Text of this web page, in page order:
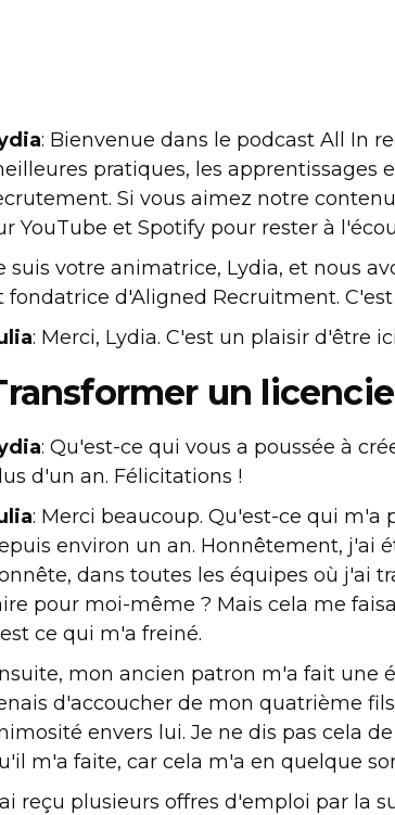
: Bienvenue dans le podcast All In
pratiques, les apprentissages
Si vous aimez notre
YouTube et Spotify pour rester à
suis votre animatrice, Lydia, et nous
fondatrice d'Aligned Recruitment.
: Merci, Lydia. C'est un plaisir d'être
un
: Qu'est-ce qui vous a poussée à
d'un an. Félicitations !
: Merci beaucoup. Qu'est-ce qui m'a
environ un an. Honnêtement, j'ai
dans toutes les équipes où j'ai
pour moi-même ? Mais cela me
ce qui m'a freiné.
mon ancien patron m'a fait une
d'accoucher de mon quatrième
envers lui. Je ne dis pas cela
m'a faite, car cela m'a en quelque
reçu plusieurs offres d'emploi par la